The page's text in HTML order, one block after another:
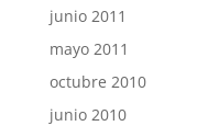
junio 2011
mayo 2011
octubre 2010
junio 2010